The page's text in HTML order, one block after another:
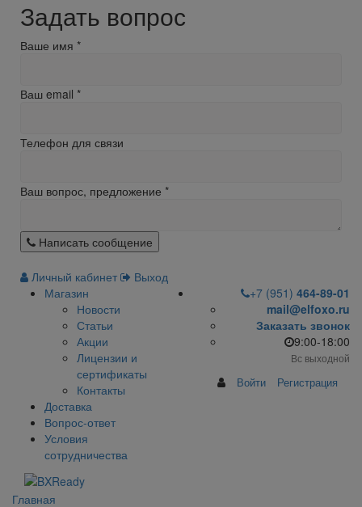
Задать вопрос
Ваше имя *
Ваш email *
Телефон для связи
Ваш вопрос, предложение *
Написать сообщение
Личный кабинет
Выход
Магазин
Новости
Статьи
Акции
Лицензии и
сертификаты
Контакты
Доставка
Вопрос-ответ
Условия
сотрудничества
+7 (951) 464-89-01
mail@elfoxo.ru
Заказать звонок
9:00-18:00
Вс выходной
Войти Регистрация
Главная